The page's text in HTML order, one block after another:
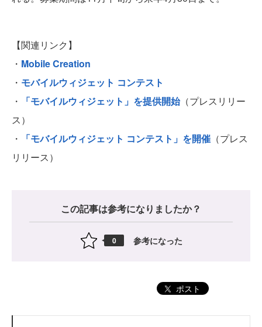
【関連リンク】
・ Mobile Creation
・ モバイルウィジェット コンテスト
・
「モバイルウィジェット」を提供開始（プレスリリー
ス）
・
「モバイルウィジェット コンテスト」を開催 （プレス
リリース）
この記事は参考になりましたか？
0 参考になった
ポスト